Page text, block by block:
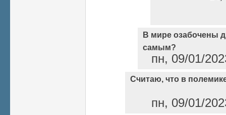
В мире озабочены
самым?
пн, 09/01/
Считаю, что в
пн, 09/01/